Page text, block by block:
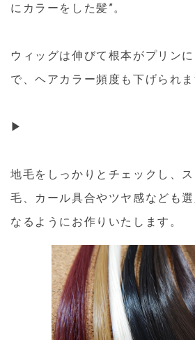
にカラーをした髪”。
ウィッグは伸びて根本がプリン
で、ヘアカラー頻度も下げられま
▶
地毛をしっかりとチェックし、
毛、カール具合やツヤ感なども
なるようにお作りいたします。